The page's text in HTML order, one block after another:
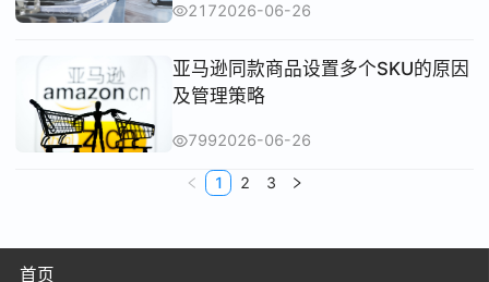
2172026-06-26
亚马逊同款商品设置多个SKU的原因
及管理策略
7992026-06-26
1 2 3
首页